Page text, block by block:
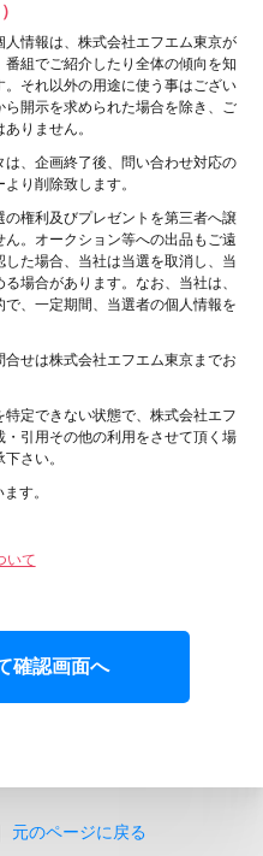
情報は、株式会社エフエム東京が
組でご紹介したり全体の傾向を知
それ以外の用途に使う事はござい
開示を求められた場合を除き、ご
りません。
、企画終了後、問い合わせ対応の
り削除致します。
権利及びプレゼントを第三者へ譲
。オークション等への出品もご遠
た場合、当社は当選を取消し、当
場合があります。なお、当社は、
、一定期間、当選者の個人情報を
せは株式会社エフエム東京までお
定できない状態で、株式会社エフ
引用その他の利用をさせて頂く場
さい。
す。
いて
元のページに戻る